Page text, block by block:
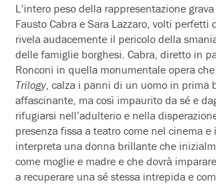
L’intero peso della rappresentazione
Fausto Cabra e Sara Lazzaro, volti perfetti
rivela audacemente il pericolo della
delle famiglie borghesi. Cabra, diretto in
Ronconi in quella monumentale opera
Trilogy , calza i panni di un uomo in prima
affascinante, ma così impaurito da sé e
rifugiarsi nell’adulterio e nella
presenza fissa a teatro come nel cinema e
interpreta una donna brillante che
come moglie e madre e che dovrà
a recuperare una sé stessa intrepida e